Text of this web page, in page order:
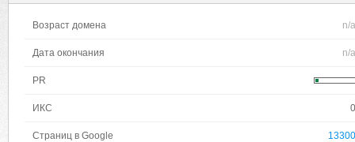
Возраст домена n/a
Дата окончания n/a
PR
ИКС 0
Страниц в Google 13300